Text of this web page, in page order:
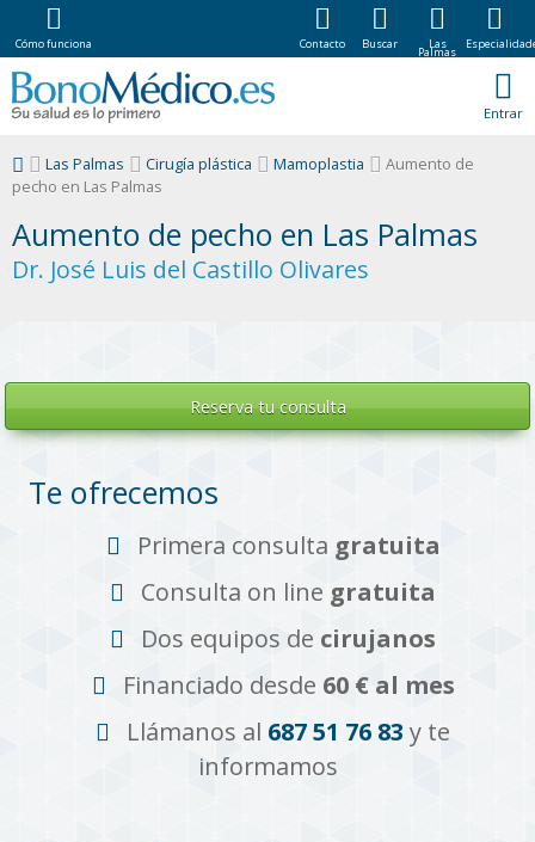
Entrar
Las Palmas Cirugía plástica Mamoplastia
Aumento de
pecho en Las Palmas
Aumento de pecho en Las Palmas
Dr. José Luis del Castillo Olivares
Reserva tuconsulta
Te ofrecemos
Primera consulta gratuita
Consulta on line gratuita
Dos equipos de cirujanos
Financiado desde 60 € al mes
Llámanos al 687 51 76 83 y te
informamos
Cómo funciona Contacto Buscar Las
Palmas